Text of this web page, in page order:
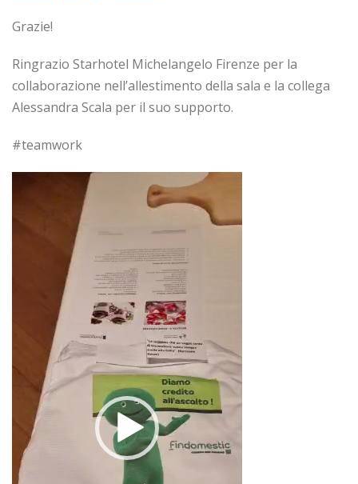
Grazie!
Ringrazio Starhotel Michelangelo Firenze per la
collaborazione nell’allestimento della sala e la collega
Alessandra Scala per il suo supporto.
#teamwork